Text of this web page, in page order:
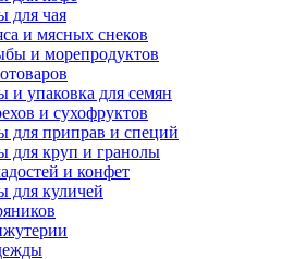
для чая
и мясных снеков
и морепродуктов
и упаковка для семян
и сухофруктов
для приправ и специй
для круп и гранолы
и конфет
для куличей